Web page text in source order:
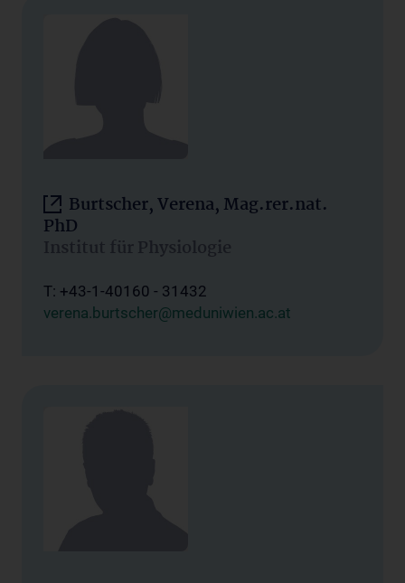
Burtscher, Verena, Mag.rer.nat.
PhD
Institut für Physiologie
T: +43-1-40160 - 31432
verena.burtscher@meduniwien.ac.at